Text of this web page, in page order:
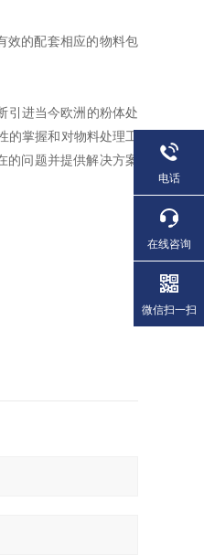
效的配套相应的物料包
引进当今欧洲的粉体处
的掌握和对物料处理工
问题并提供解决方案
电话
在线咨询
微信扫一扫